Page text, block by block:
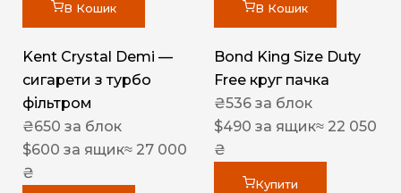
В Кошик
Kent Crystal Demi —
сигарети з турбо
фільтром
₴650 за блок
$600 за ящик≈ 27 000
₴
В Кошик
Bond King Size Duty
Free круг пачка
₴536 за блок
$490 за ящик≈ 22 050
₴
Купити